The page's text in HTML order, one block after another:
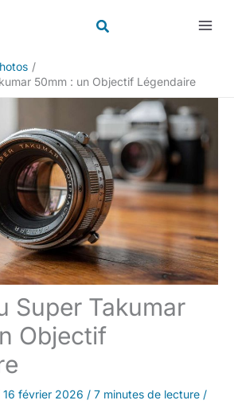
50mm : un Objectif Légendaire
Super Takumar
Objectif
16 février 2026 / 7 minutes de lecture /